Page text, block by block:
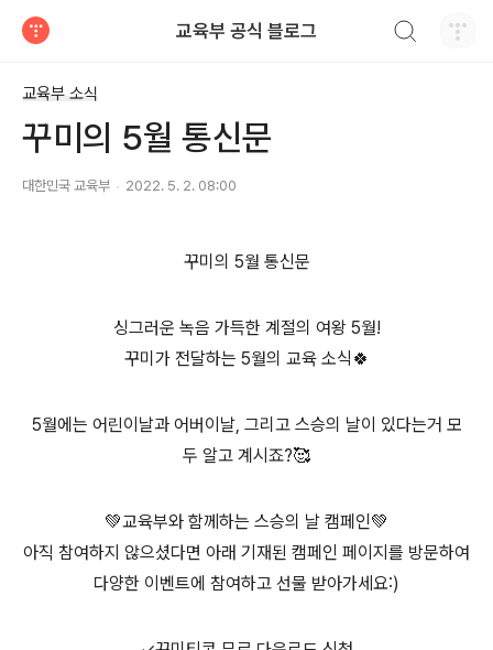
교육부 공식 블로그
교육부 소식
꾸미의 5월 통신문
대한민국 교육부 2022. 5. 2. 08:00
꾸미의 5월 통신문
싱그러운 녹음 가득한 계절의 여왕 5월!
꾸미가 전달하는 5월의 교육 소식🍀
5월에는 어린이날과 어버이날, 그리고 스승의 날이 있다는거 모
두 알고 계시죠?🥰
💚교육부와 함께하는 스승의 날 캠페인💚
아직 참여하지 않으셨다면 아래 기재된 캠페인 페이지를 방문하여
다양한 이벤트에 참여하고 선물 받아가세요:)